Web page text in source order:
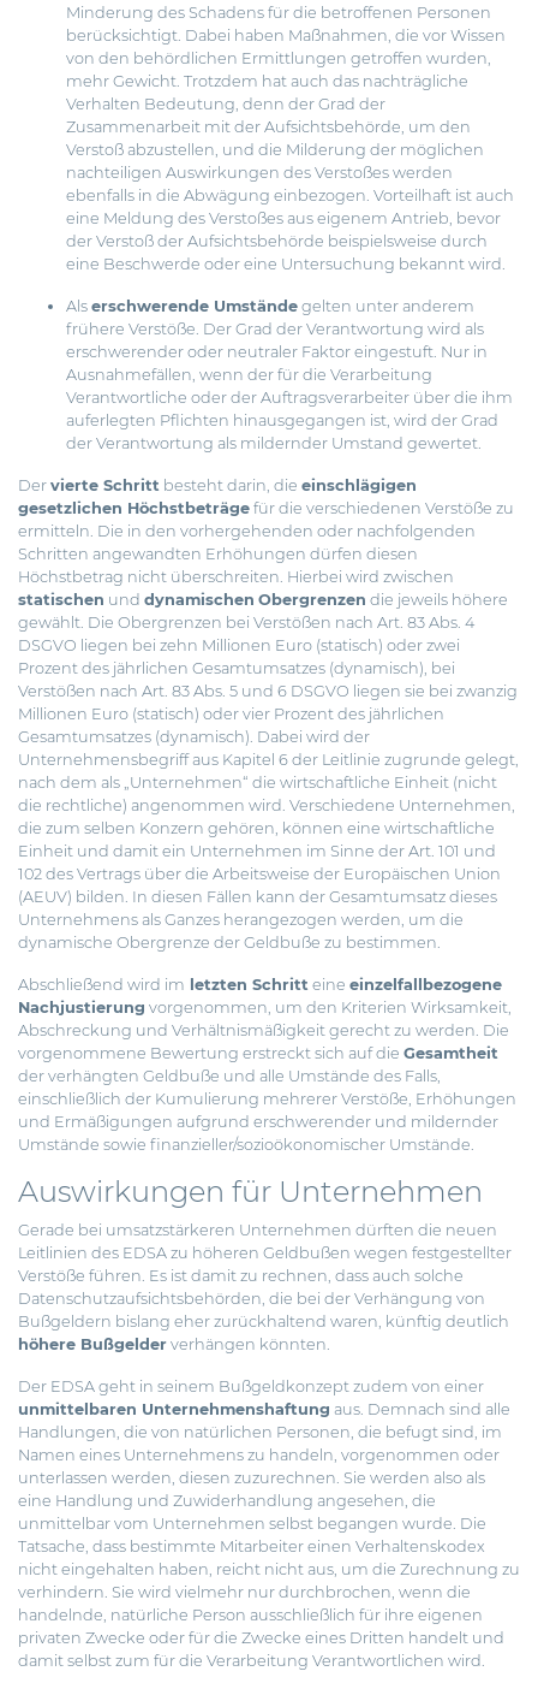
Minderung des Schadens für die betroffenen Personen
berücksichtigt. Dabei haben Maßnahmen, die vor Wissen
von den behördlichen Ermittlungen getroffen wurden,
mehr Gewicht. Trotzdem hat auch das nachträgliche
Verhalten Bedeutung, denn der Grad der
Zusammenarbeit mit der Aufsichtsbehörde, um den
Verstoß abzustellen, und die Milderung der möglichen
nachteiligen Auswirkungen des Verstoßes werden
ebenfalls in die Abwägung einbezogen. Vorteilhaft ist auch
eine Meldung des Verstoßes aus eigenem Antrieb, bevor
der Verstoß der Aufsichtsbehörde beispielsweise durch
eine Beschwerde oder eine Untersuchung bekannt wird.
Als erschwerende Umstände gelten unter anderem
frühere Verstöße. Der Grad der Verantwortung wird als
erschwerender oder neutraler Faktor eingestuft. Nur in
Ausnahmefällen, wenn der für die Verarbeitung
Verantwortliche oder der Auftragsverarbeiter über die ihm
auferlegten Pflichten hinausgegangen ist, wird der Grad
der Verantwortung als mildernder Umstand gewertet.
Der vierte Schritt besteht darin, die einschlägigen
gesetzlichen Höchstbeträge für die verschiedenen Verstöße zu
ermitteln. Die in den vorhergehenden oder nachfolgenden
Schritten angewandten Erhöhungen dürfen diesen
Höchstbetrag nicht überschreiten. Hierbei wird zwischen
statischen und dynamischen Obergrenzen die jeweils höhere
gewählt. Die Obergrenzen bei Verstößen nach Art. 83 Abs. 4
DSGVO liegen bei zehn Millionen Euro (statisch) oder zwei
Prozent des jährlichen Gesamtumsatzes (dynamisch), bei
Verstößen nach Art. 83 Abs. 5 und 6 DSGVO liegen sie bei zwanzig
Millionen Euro (statisch) oder vier Prozent des jährlichen
Gesamtumsatzes (dynamisch). Dabei wird der
Unternehmensbegriff aus Kapitel 6 der Leitlinie zugrunde gelegt,
nach dem als „Unternehmen“ die wirtschaftliche Einheit (nicht
die rechtliche) angenommen wird. Verschiedene Unternehmen,
die zum selben Konzern gehören, können eine wirtschaftliche
Einheit und damit ein Unternehmen im Sinne der Art. 101 und
102 des Vertrags über die Arbeitsweise der Europäischen Union
(AEUV) bilden. In diesen Fällen kann der Gesamtumsatz dieses
Unternehmens als Ganzes herangezogen werden, um die
dynamische Obergrenze der Geldbuße zu bestimmen.
Abschließend wird im letzten Schritt eine einzelfallbezogene
Nachjustierung vorgenommen, um den Kriterien Wirksamkeit,
Abschreckung und Verhältnismäßigkeit gerecht zu werden. Die
vorgenommene Bewertung erstreckt sich auf die Gesamtheit
der verhängten Geldbuße und alle Umstände des Falls,
einschließlich der Kumulierung mehrerer Verstöße, Erhöhungen
und Ermäßigungen aufgrund erschwerender und mildernder
Umstände sowie finanzieller/sozioökonomischer Umstände.
Auswirkungen für Unternehmen
Gerade bei umsatzstärkeren Unternehmen dürften die neuen
Leitlinien des EDSA zu höheren Geldbußen wegen festgestellter
Verstöße führen. Es ist damit zu rechnen, dass auch solche
Datenschutzaufsichtsbehörden, die bei der Verhängung von
Bußgeldern bislang eher zurückhaltend waren, künftig deutlich
höhere Bußgelder verhängen könnten.
Der EDSA geht in seinem Bußgeldkonzept zudem von einer
unmittelbaren Unternehmenshaftung aus. Demnach sind alle
Handlungen, die von natürlichen Personen, die befugt sind, im
Namen eines Unternehmens zu handeln, vorgenommen oder
unterlassen werden, diesen zuzurechnen. Sie werden also als
eine Handlung und Zuwiderhandlung angesehen, die
unmittelbar vom Unternehmen selbst begangen wurde. Die
Tatsache, dass bestimmte Mitarbeiter einen Verhaltenskodex
nicht eingehalten haben, reicht nicht aus, um die Zurechnung zu
verhindern. Sie wird vielmehr nur durchbrochen, wenn die
handelnde, natürliche Person ausschließlich für ihre eigenen
privaten Zwecke oder für die Zwecke eines Dritten handelt und
damit selbst zum für die Verarbeitung Verantwortlichen wird.